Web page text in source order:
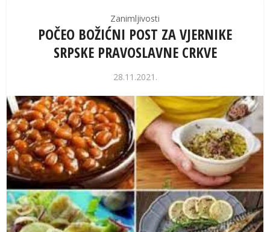
Zanimljivosti
POČEO BOŽIĆNI POST ZA VJERNIKE
SRPSKE PRAVOSLAVNE CRKVE
28.11.2021.